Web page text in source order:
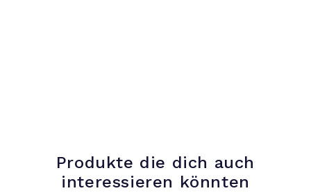
Produkte die dich auch
interessieren könnten